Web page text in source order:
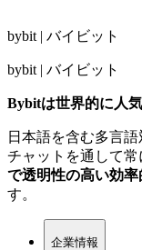
bybit | バイビット
bybit | バイビット
Bybitは世界的に人
日本語を含む多言
チャットを通して常
で透明性の高い効
す。
企業情報